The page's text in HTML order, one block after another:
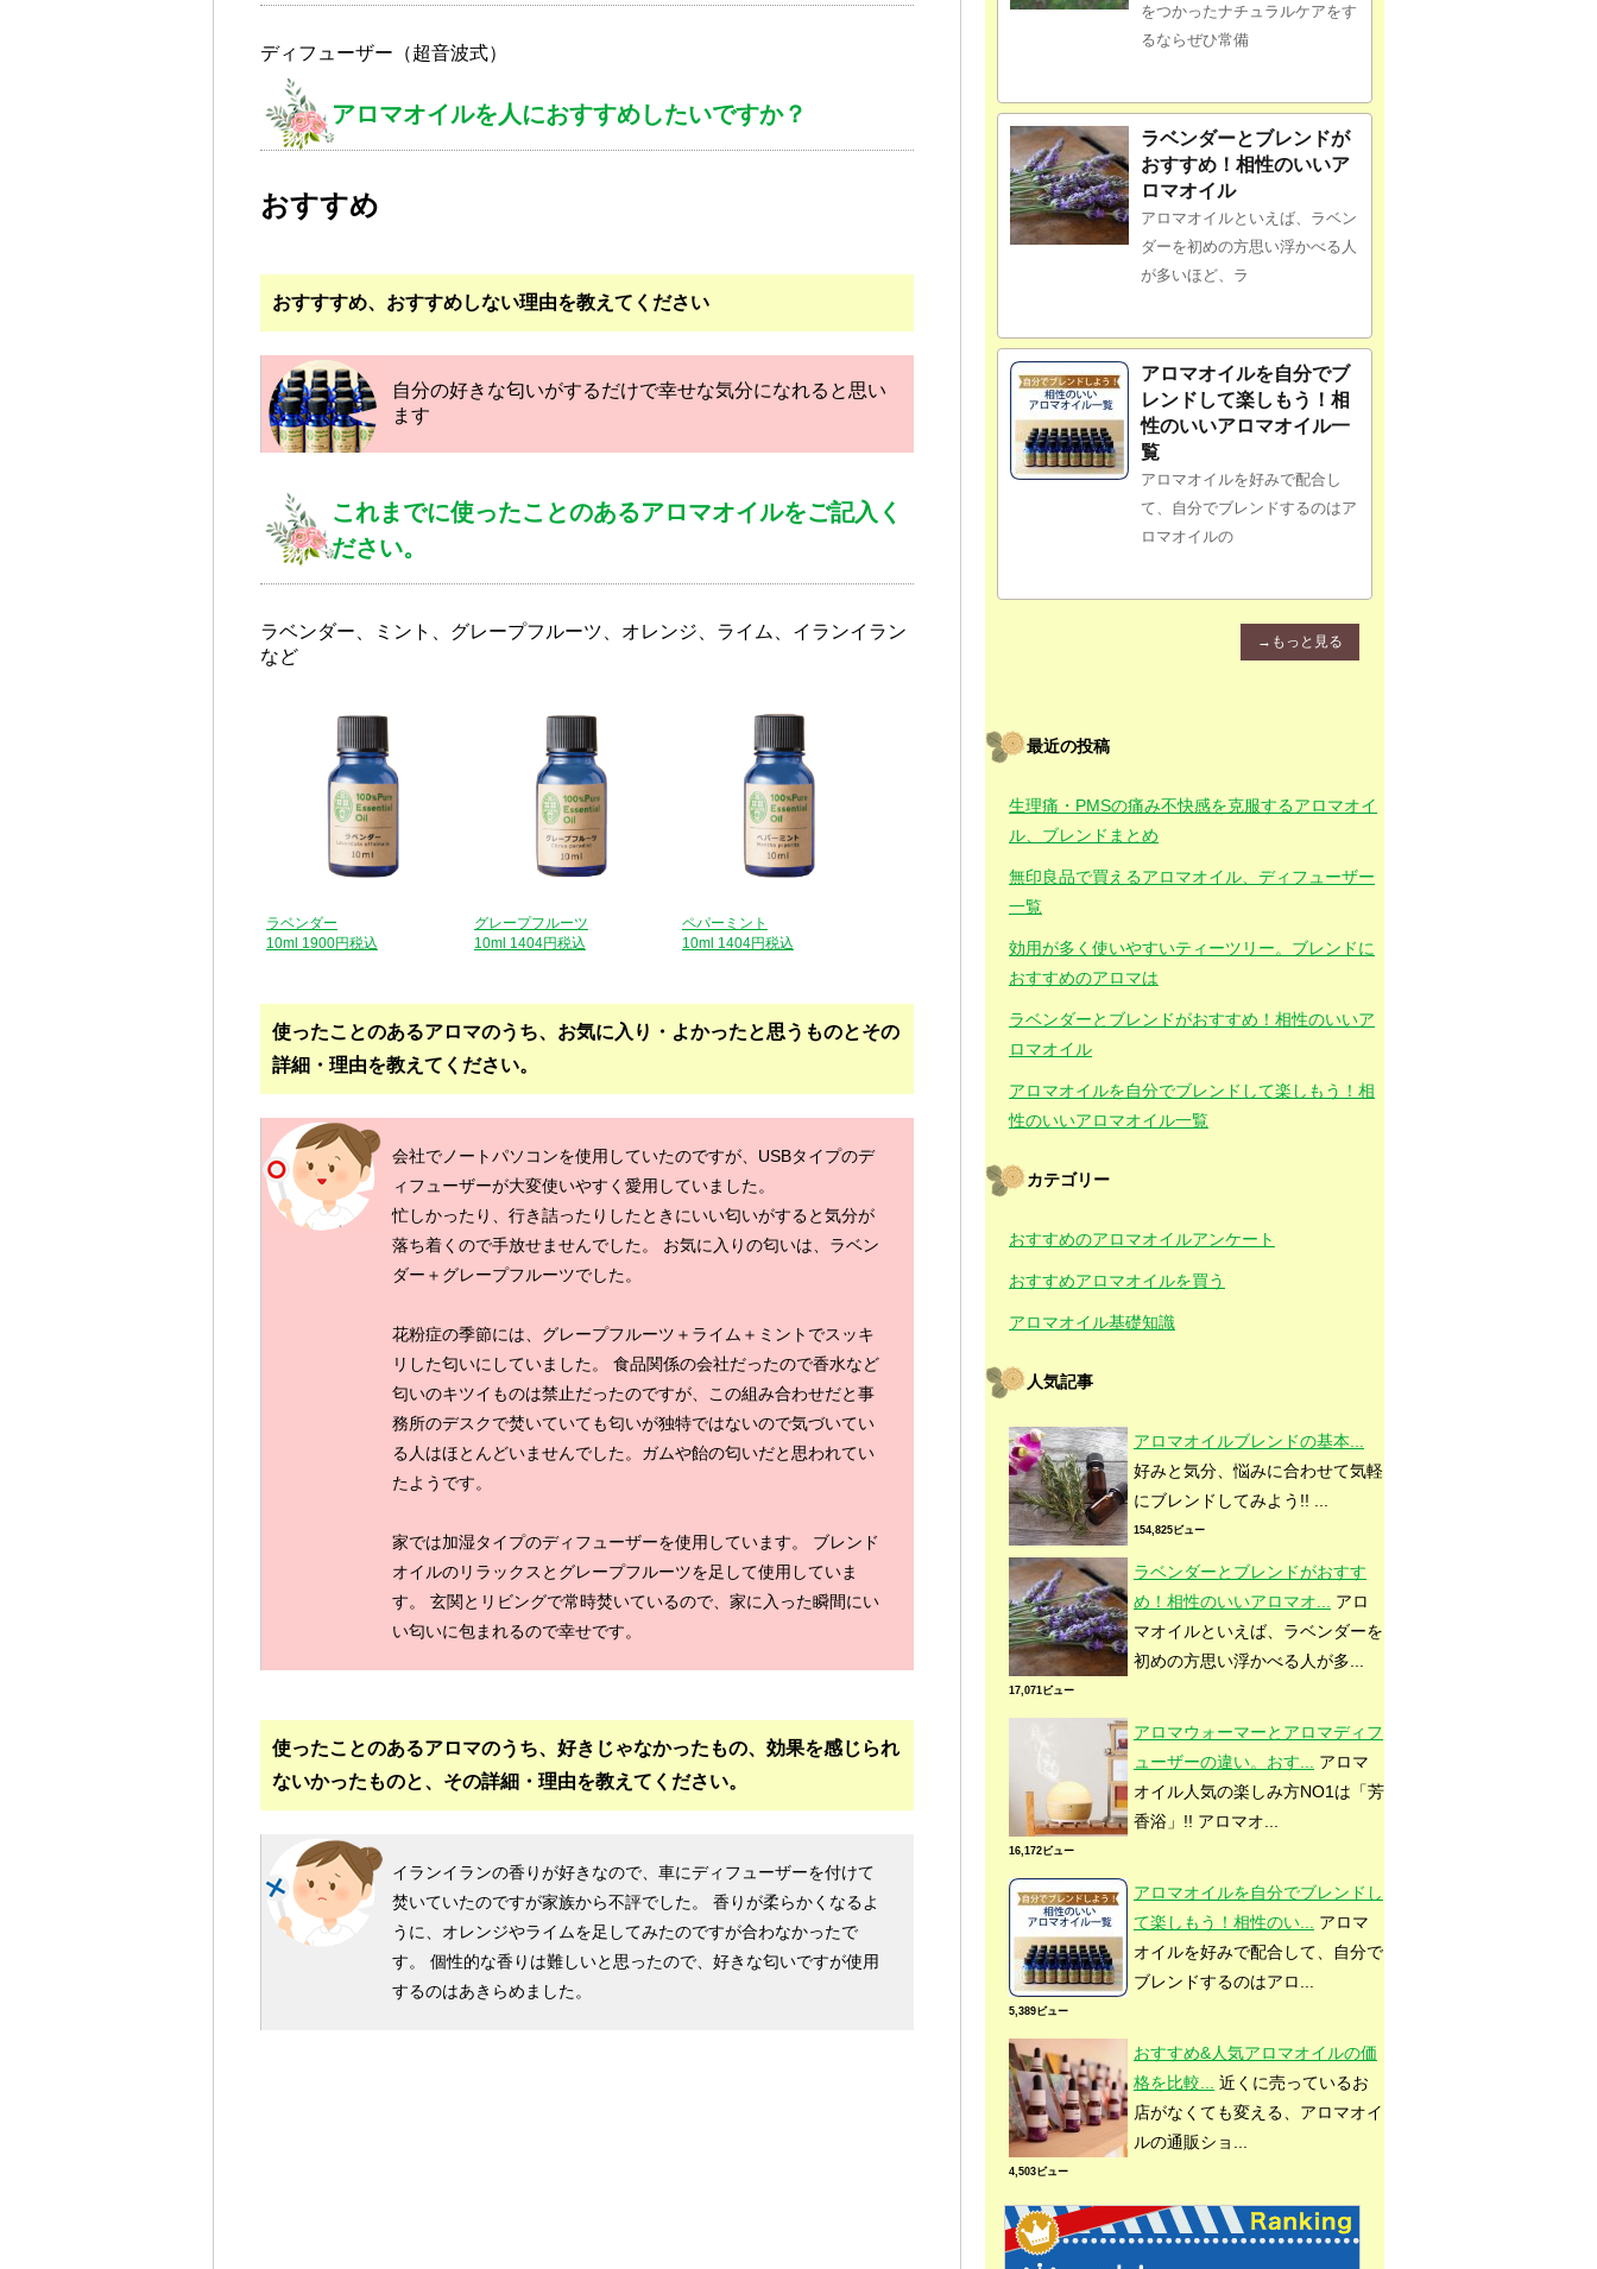
ディフューザー（超音波式）
アロマオイルを人におすすめしたいですか？
おすすめ
おすすすめ、おすすめしない理由を教えてください
自分の好きな匂いがするだけで幸せな気分になれると思い
ます
これまでに使ったことのあるアロマオイルをご記入く
ださい。
ラベンダー、ミント、グレープフルーツ、オレンジ、ライム、イランイラン
など
ラベンダー
10ml 1900円税込
グレープフルーツ
10ml 1404円税込
ペパーミント
10ml 1404円税込
使ったことのあるアロマのうち、お気に入り・よかったと思うものとその
詳細・理由を教えてください。
会社でノートパソコンを使用していたのですが、USBタイプのデ
ィフューザーが大変使いやすく愛用していました。
忙しかったり、行き詰ったりしたときにいい匂いがすると気分が
落ち着くので手放せませんでした。 お気に入りの匂いは、ラベン
ダー＋グレープフルーツでした。
花粉症の季節には、グレープフルーツ＋ライム＋ミントでスッキ
リした匂いにしていました。 食品関係の会社だったので香水など
匂いのキツイものは禁止だったのですが、この組み合わせだと事
務所のデスクで焚いていても匂いが独特ではないので気づいてい
る人はほとんどいませんでした。ガムや飴の匂いだと思われてい
たようです。
家では加湿タイプのディフューザーを使用しています。 ブレンド
オイルのリラックスとグレープフルーツを足して使用していま
す。 玄関とリビングで常時焚いているので、家に入った瞬間にい
い匂いに包まれるので幸せです。
使ったことのあるアロマのうち、好きじゃなかったもの、効果を感じられ
ないかったものと、その詳細・理由を教えてください。
イランイランの香りが好きなので、車にディフューザーを付けて
焚いていたのですが家族から不評でした。 香りが柔らかくなるよ
うに、オレンジやライムを足してみたのですが合わなかったで
す。 個性的な香りは難しいと思ったので、好きな匂いですが使用
するのはあきらめました。
をつかったナチュラルケアをす
るならぜひ常備
ラベンダーとブレンドが
おすすめ！相性のいいア
ロマオイル
アロマオイルといえば、ラベン
ダーを初めの方思い浮かべる人
が多いほど、ラ
アロマオイルを自分でブ
レンドして楽しもう！相
性のいいアロマオイル一
覧
アロマオイルを好みで配合し
て、自分でブレンドするのはア
ロマオイルの
→もっと見る
最近の投稿
生理痛・PMSの痛み不快感を克服するアロマオイ
ル、ブレンドまとめ
無印良品で買えるアロマオイル、ディフューザー
一覧
効用が多く使いやすいティーツリー。ブレンドに
おすすめのアロマは
ラベンダーとブレンドがおすすめ！相性のいいア
ロマオイル
アロマオイルを自分でブレンドして楽しもう！相
性のいいアロマオイル一覧
カテゴリー
おすすめのアロマオイルアンケート
おすすめアロマオイルを買う
アロマオイル基礎知識
人気記事
アロマオイルブレンドの基本...
好みと気分、悩みに合わせて気軽
にブレンドしてみよう!! ...
154,825ビュー
ラベンダーとブレンドがおすす
め！相性のいいアロマオ...
アロ
マオイルといえば、ラベンダーを
初めの方思い浮かべる人が多...
17,071ビュー
アロマウォーマーとアロマディフ
ューザーの違い。おす...
アロマ
オイル人気の楽しみ方NO1は「芳
香浴」!! アロマオ...
16,172ビュー
アロマオイルを自分でブレンドし
て楽しもう！相性のい...
アロマ
オイルを好みで配合して、自分で
ブレンドするのはアロ...
5,389ビュー
おすすめ&人気アロマオイルの価
格を比較...
近くに売っているお
店がなくても変える、アロマオイ
ルの通販ショ...
4,503ビュー